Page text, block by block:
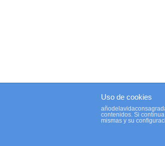
Uso de cookies
contenidos. Si
mismas y su